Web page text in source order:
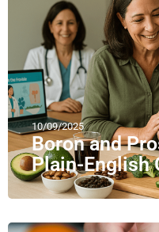
10/09/2025
Boron and
Plain-English